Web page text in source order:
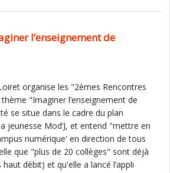
l’enseignement de
organise les "2èmes Rencontres
"Imaginer l’enseignement de
se situe dans le cadre du plan
jeunesse Mod’J, et entend "mettre en
numérique' en direction de tous
que "plus de 20 collèges" sont déjà
débit) et qu'elle a lancé l’appli